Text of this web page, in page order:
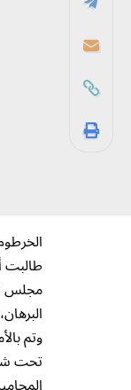
طالبت
مجلس
وتم
تحت